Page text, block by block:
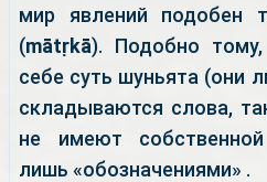
мир явлений подобен
(mātṛkā). Подобно
себе суть шуньята (они
складываются слова,
не имеют
лишь «обозначениями» .